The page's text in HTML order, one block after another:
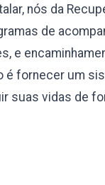
nós da
de
e
é fornecer um
suas vidas de